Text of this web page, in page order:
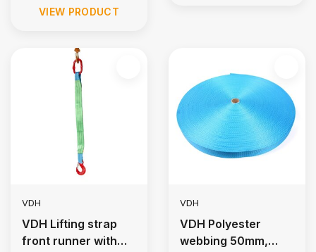
VIEW PRODUCT
VDH
VDH Lifting strap
front runner with
VDH
VDH Polyester
webbing 50mm,